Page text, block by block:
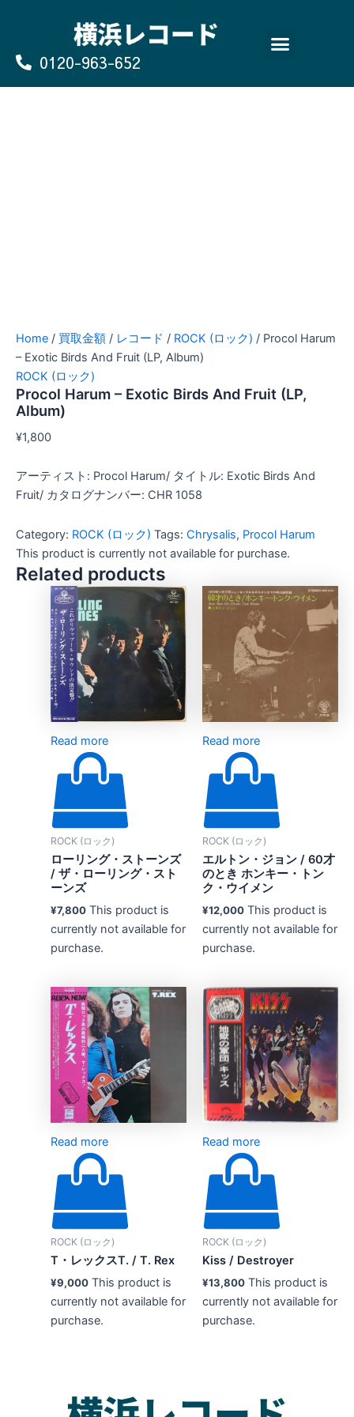
0120-963-652
Home / 買取金額 / レコード / ROCK (ロック) / Procol Harum
– Exotic Birds And Fruit (LP, Album)
ROCK (ロック)
Procol Harum – Exotic Birds And Fruit (LP,
Album)
¥1,800
アーティスト: Procol Harum/ タイトル: Exotic Birds And
Fruit/ カタログナンバー: CHR 1058
Category: ROCK (ロック) Tags: Chrysalis, Procol Harum
This product is currently not available for purchase.
Related products
Read more
ROCK (ロック)
ローリング・ストーンズ
/ ザ・ローリング・スト
ーンズ
¥7,800 This product is
currently not available for
purchase.
Read more
ROCK (ロック)
エルトン・ジョン / 60才
のとき ホンキー・トン
ク・ウイメン
¥12,000 This product is
currently not available for
purchase.
Read more
ROCK (ロック)
T・レックスT. / T. Rex
¥9,000 This product is
currently not available for
purchase.
Read more
ROCK (ロック)
Kiss ‎/ Destroyer
¥13,800 This product is
currently not available for
purchase.